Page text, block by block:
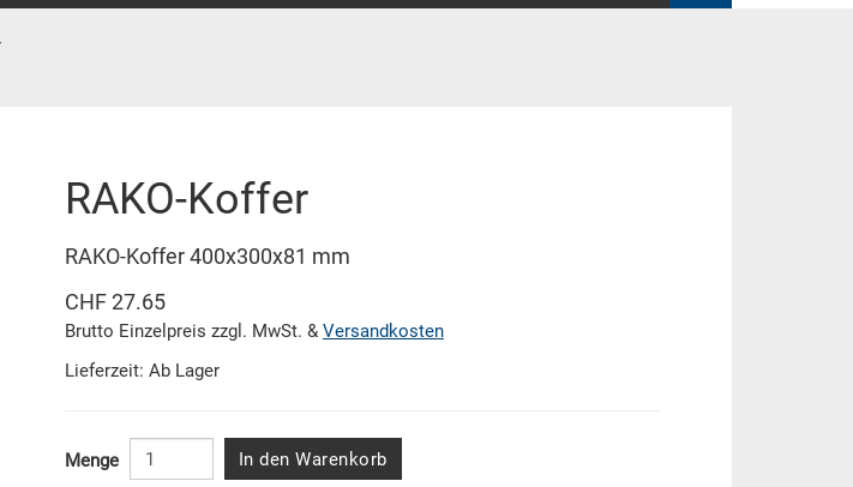
RAKO-Koffer
RAKO-Koffer 400x300x81 mm
CHF 27.65
Brutto Einzelpreis zzgl. MwSt. & Versandkosten
Lieferzeit: Ab Lager
Menge In den Warenkorb